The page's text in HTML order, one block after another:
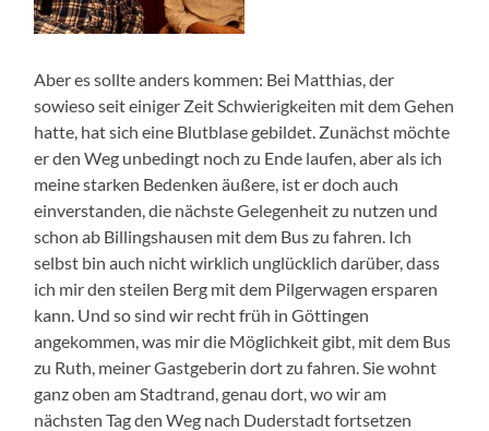
Aber es sollte anders kommen: Bei Matthias, der
sowieso seit einiger Zeit Schwierigkeiten mit dem Gehen
hatte, hat sich eine Blutblase gebildet. Zunächst möchte
er den Weg unbedingt noch zu Ende laufen, aber als ich
meine starken Bedenken äußere, ist er doch auch
einverstanden, die nächste Gelegenheit zu nutzen und
schon ab Billingshausen mit dem Bus zu fahren. Ich
selbst bin auch nicht wirklich unglücklich darüber, dass
ich mir den steilen Berg mit dem Pilgerwagen ersparen
kann. Und so sind wir recht früh in Göttingen
angekommen, was mir die Möglichkeit gibt, mit dem Bus
zu Ruth, meiner Gastgeberin dort zu fahren. Sie wohnt
ganz oben am Stadtrand, genau dort, wo wir am
nächsten Tag den Weg nach Duderstadt fortsetzen